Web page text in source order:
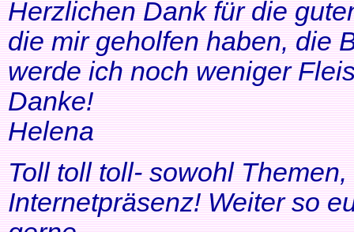
Herzlichen Dank für die
die mir geholfen haben, die
werde ich noch weniger
Danke!
Helena
Toll toll toll- sowohl
Internetpräsenz! Weiter so